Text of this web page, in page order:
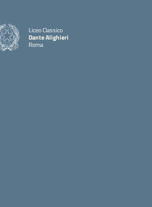
Liceo Classico
Dante Alighieri
Roma